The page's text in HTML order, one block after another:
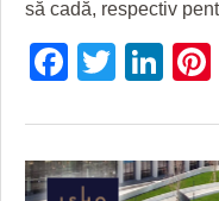
să cadă, respectiv